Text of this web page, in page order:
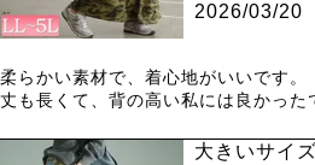
2026/03/20
柔らかい素材で、着心地がいいです。
丈も長くて、背の高い私には良かった
大きいサイ